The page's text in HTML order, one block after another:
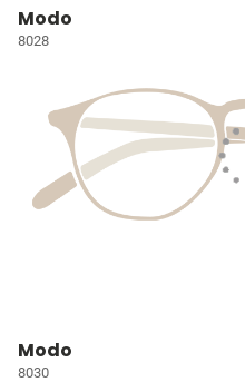
Modo
8028
Modo
8030